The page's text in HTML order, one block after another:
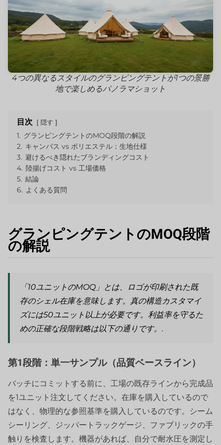
4つの異なるスタイルのグランピングテントが1つの景勝
地で楽しめるパノラマショット
目次 隠す
1. グランピングテントのMOQ段階の解説
2. キャンバス vs ポリエステル：生地仕様
3. 避けるべき隠れたブランディングコスト
4. 陸揚げコスト vs 工場価格
5. 結論
6. よくある質問
グランピングテントのMOQ段階
の解説
「10ユニットのMOQ」とは、ロゴが印刷された既
存のシェル在庫を意味します。真の構造カスタマイ
ズには50ユニット以上が必要です。利益率を守るた
めの正確な段階戦略は以下の通りです。.
第1段階：単一サンプル（品質ベースライン）
バッチにコミットする前に、工場の既存ラインから完成品
を1ユニット注文してください。在庫を購入しているので
はなく、物理的な参照基準を購入しているのです。シーム
シーリング、ジッパートラックゲージ、ファブリックの手
触りを検査します。機器があれば、自分で耐水圧を測定し